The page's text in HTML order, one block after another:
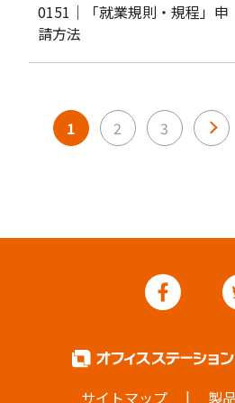
0151｜「就業規則・規程」申
請方法
1 2 3 >
サイトマップ | 製